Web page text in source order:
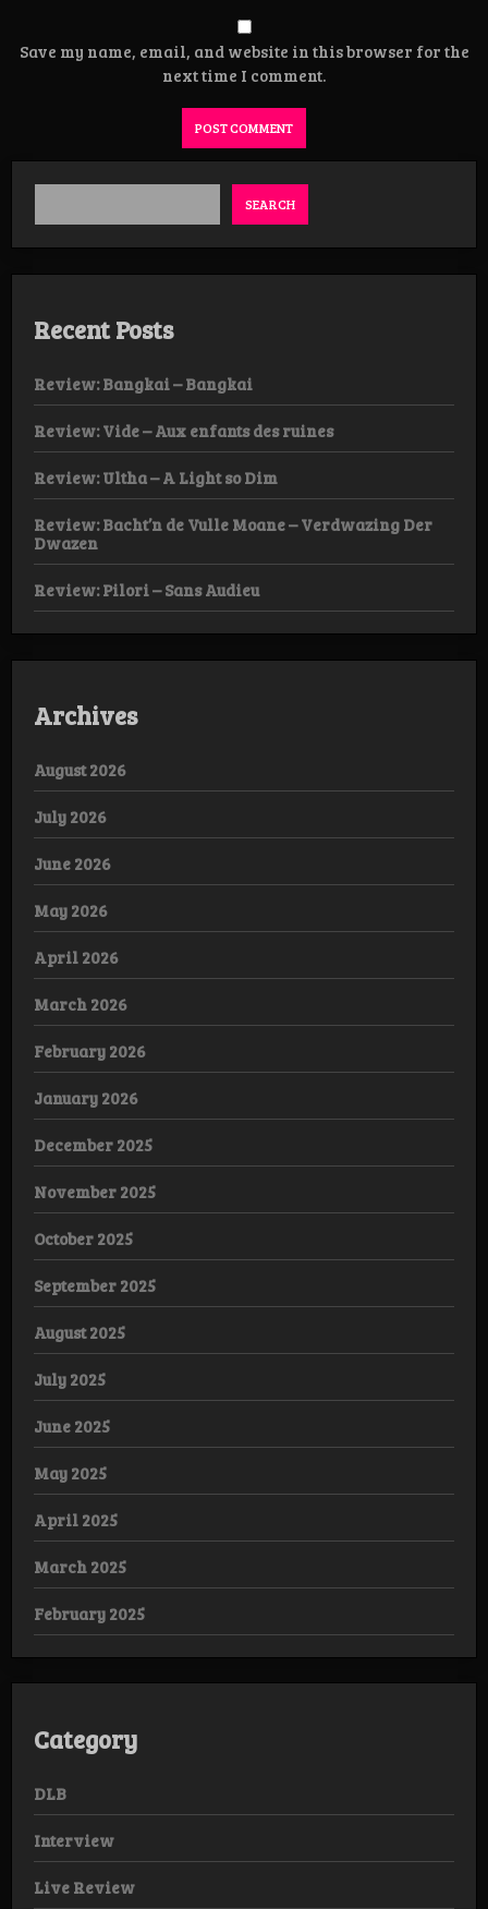
Save my name, email, and website in this browser for the
next time I comment.
SEARCH
Recent Posts
Review: Bangkai – Bangkai
Review: Vide – Aux enfants des ruines
Review: Ultha – A Light so Dim
Review: Bacht’n de Vulle Moane – Verdwazing Der
Dwazen
Review: Pilori – Sans Audieu
Archives
August 2026
July 2026
June 2026
May 2026
April 2026
March 2026
February 2026
January 2026
December 2025
November 2025
October 2025
September 2025
August 2025
July 2025
June 2025
May 2025
April 2025
March 2025
February 2025
Category
DLB
Interview
Live Review